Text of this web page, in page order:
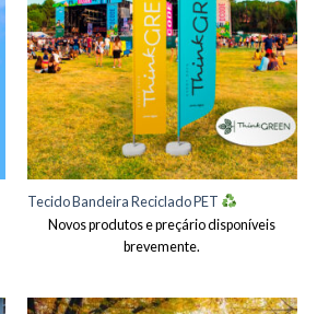
Tecido Bandeira Reciclado PET
Novos produtos e preçário disponíveis
brevemente.